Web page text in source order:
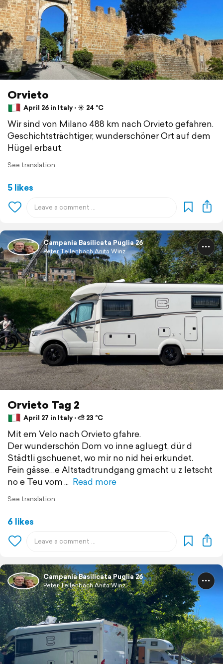
Orvieto
April 26 in Italy ⋅ ☀️ 24 °C
Wir sind von Milano 488 km nach Orvieto gefahren.
Geschichtsträchtiger, wunderschöner Ort auf dem
Hügel erbaut.
See translation
5 likes
Campania Basilicata Puglia 26
Peter Tellenbach Anita Winz
Orvieto Tag 2
April 27 in Italy ⋅ ⛅ 23 °C
Mit em Velo nach Orvieto gfahre.
Der wunderschön Dom vo inne agluegt, dür d
Städtli gschuenet, wo mir no nid hei erkundet.
Fein gässe…e Altstadtrundgang gmacht u z letscht
no e Teu vom
Read more
See translation
6 likes
Campania Basilicata Puglia 26
Peter Tellenbach Anita Winz